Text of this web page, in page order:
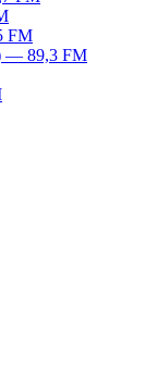
FM
— 89,3 FM